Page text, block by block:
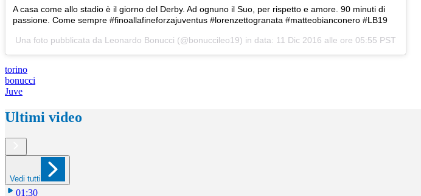
A casa come allo stadio è il giorno del Derby. Ad ognuno il Suo, per rispetto e amore. 90 minuti di
passione. Come sempre #finoallafineforzajuventus #lorenzettogranata #matteobianconero #LB19
Una foto pubblicata da Leonardo Bonucci (@bonuccileo19) in data: 11 Dic 2016 alle ore 05:55 PST
torino
bonucci
Juve
Ultimi video
Vedi tutti
01:30